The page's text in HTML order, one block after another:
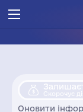
Скорочує
Оновити